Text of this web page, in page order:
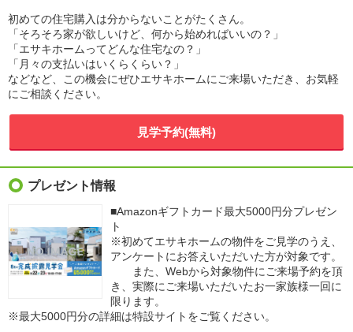
初めての住宅購入は分からないことがたくさん。
「そろそろ家が欲しいけど、何から始めればいいの？」
「エサキホームってどんな住宅なの？」
「月々の支払いはいくらくらい？」
などなど、この機会にぜひエサキホームにご来場いただき、お気軽
にご相談ください。
見学予約(無料)
プレゼント情報
■Amazonギフトカード最大5000円分プレゼン
ト
※初めてエサキホームの物件をご見学のうえ、
アンケートにお答えいただいた方が対象です。
また、Webから対象物件にご来場予約を頂
き、実際にご来場いただいたお一家族様一回に
限ります。
※最大5000円分の詳細は特設サイトをご覧ください。